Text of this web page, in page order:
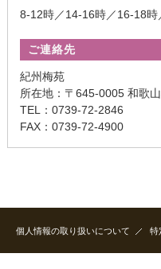
8-12時／14-16時／16-18
ご連絡先
紀州梅苑
所在地：〒645-0005 和歌
TEL：0739-72-2846
FAX：0739-72-4900
個人情報の取り扱いについて 特